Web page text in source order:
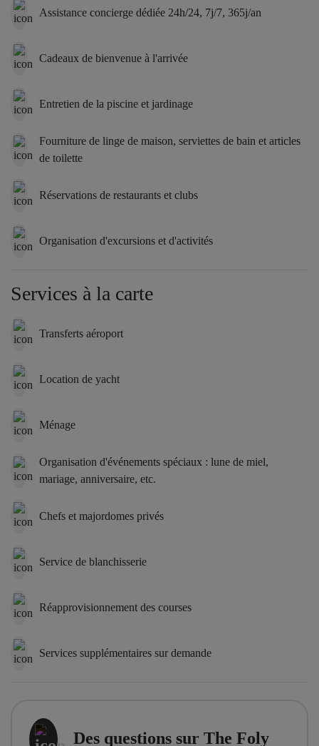
Assistance concierge dédiée 24h/24, 7j/7, 365j/an
Cadeaux de bienvenue à l'arrivée
Entretien de la piscine et jardinage
Fourniture de linge de maison, serviettes de bain et articles
de toilette
Réservations de restaurants et clubs
Organisation d'excursions et d'activités
Services à la carte
Transferts aéroport
Location de yacht
Ménage
Organisation d'événements spéciaux : lune de miel,
mariage, anniversaire, etc.
Chefs et majordomes privés
Service de blanchisserie
Réapprovisionnement des courses
Services supplémentaires sur demande
Des questions sur The Foly